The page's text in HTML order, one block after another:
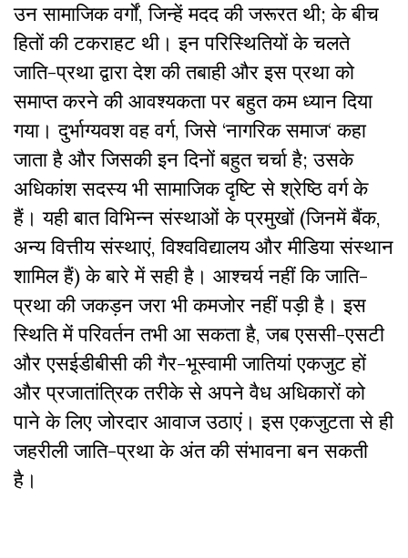
उन सामाजिक वर्गों, जिन्हें मदद की जरूरत थी; के बीच
हितों की टकराहट थी। इन परिस्थितियों के चलते
जाति-प्रथा द्वारा देश की तबाही और इस प्रथा को
समाप्त करने की आवश्यकता पर बहुत कम ध्यान दिया
गया। दुर्भाग्यवश वह वर्ग, जिसे ‘नागरिक समाज‘ कहा
जाता है और जिसकी इन दिनों बहुत चर्चा है; उसके
अधिकांश सदस्य भी सामाजिक दृष्टि से श्रेष्ठि वर्ग के
हैं। यही बात विभिन्न संस्थाओं के प्रमुखों (जिनमें बैंक,
अन्य वित्तीय संस्थाएं, विश्वविद्यालय और मीडिया संस्थान
शामिल हैं) के बारे में सही है। आश्चर्य नहीं कि जाति-
प्रथा की जकड़न जरा भी कमजोर नहीं पड़ी है। इस
स्थिति में परिवर्तन तभी आ सकता है, जब एससी-एसटी
और एसईडीबीसी की गैर-भूस्वामी जातियां एकजुट हों
और प्रजातांत्रिक तरीके से अपने वैध अधिकारों को
पाने के लिए जोरदार आवाज उठाएं। इस एकजुटता से ही
जहरीली जाति-प्रथा के अंत की संभावना बन सकती
है।